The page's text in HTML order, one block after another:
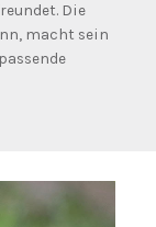
Die
macht sein